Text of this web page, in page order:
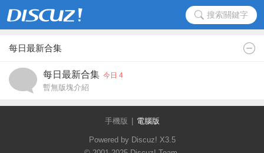
搜索關鍵字
每日最新合集
每日最新合集 今日 4
暫無版塊介紹
手機版 電腦版
Powered by Discuz! X3.5